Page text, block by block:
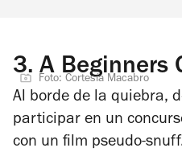
3. A Beginners
Foto: Cortesía Macabro
Al borde de la quiebra,
participar en un
con un film pseudo-